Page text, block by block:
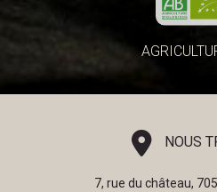
NOUS
7, rue du château,